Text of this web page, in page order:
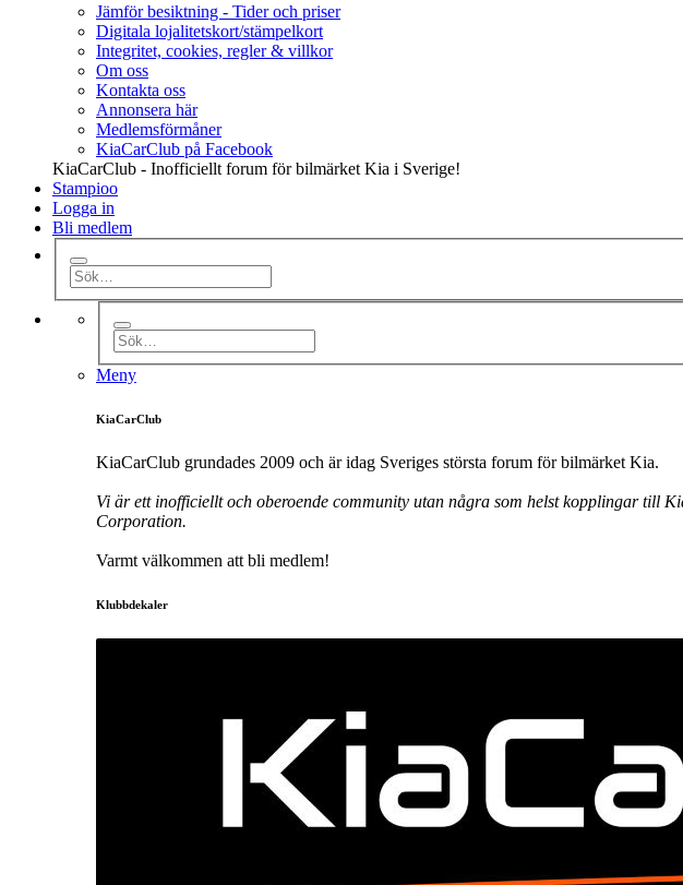
Jämför besiktning - Tider och priser
Digitala lojalitetskort/stämpelkort
Integritet, cookies, regler & villkor
Om oss
Kontakta oss
Annonsera här
Medlemsförmåner
KiaCarClub på Facebook
KiaCarClub - Inofficiellt forum för bilmärket Kia i Sverige!
Stampioo
Logga in
Bli medlem
Meny
KiaCarClub
KiaCarClub grundades 2009 och är idag Sveriges största forum för bilmärket Kia.
Vi är ett inofficiellt och oberoende community utan några som helst kopplingar till
Corporation.
Varmt välkommen att bli medlem!
Klubbdekaler